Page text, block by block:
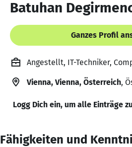
Batuhan
Ganzes Profil
Angestellt, IT-Techniker,
Vienna, Vienna, Österreich,
Logg Dich ein, um alle Einträge
Fähigkeiten und